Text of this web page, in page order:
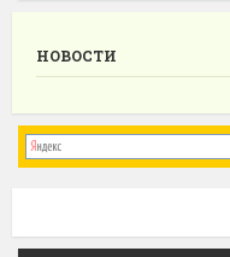
НОВОСТИ